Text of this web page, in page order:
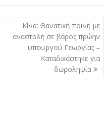
Κίνα: Θανατική ποινή με
αναστολή σε βάρος πρώην
υπουργού Γεωργίας –
Καταδικάστηκε για
δωροληψία